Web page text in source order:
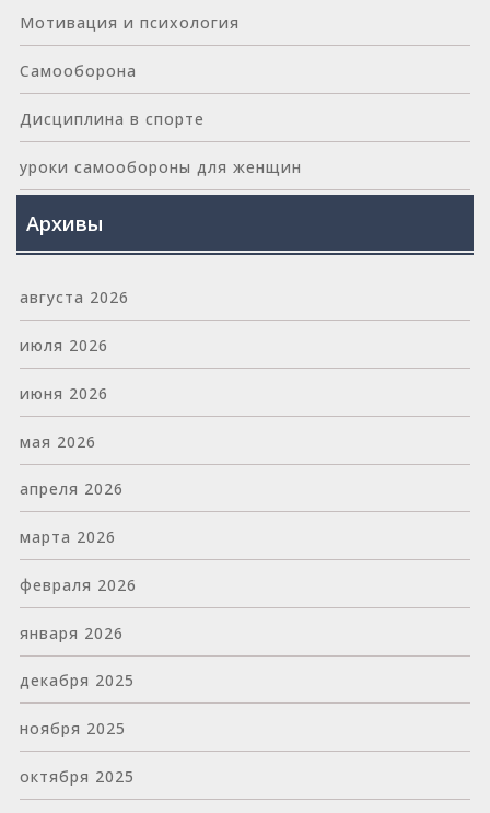
Мотивация и психология
Самооборона
Дисциплина в спорте
уроки самообороны для женщин
Архивы
августа 2026
июля 2026
июня 2026
мая 2026
апреля 2026
марта 2026
февраля 2026
января 2026
декабря 2025
ноября 2025
октября 2025